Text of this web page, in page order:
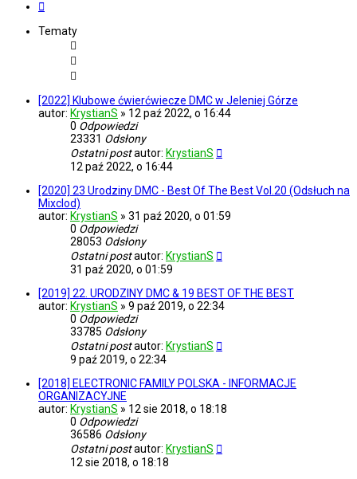
Tematy
[2022] Klubowe ćwierćwiecze DMC w Jeleniej Górze
autor: KrystianS » 12 paź 2022, o 16:44
0 Odpowiedzi
23331 Odsłony
Ostatni postautor: KrystianS
12 paź 2022, o 16:44
[2020] 23 Urodziny DMC - Best Of The Best Vol.20 (Odsłuch na
Mixclod)
autor: KrystianS » 31 paź 2020, o 01:59
0 Odpowiedzi
28053 Odsłony
Ostatni postautor: KrystianS
31 paź 2020, o 01:59
[2019] 22. URODZINY DMC & 19 BEST OF THE BEST
autor: KrystianS » 9 paź 2019, o 22:34
0 Odpowiedzi
33785 Odsłony
Ostatni postautor: KrystianS
9 paź 2019, o 22:34
[2018] ELECTRONIC FAMILY POLSKA - INFORMACJE
ORGANIZACYJNE
autor: KrystianS » 12 sie 2018, o 18:18
0 Odpowiedzi
36586 Odsłony
Ostatni postautor: KrystianS
12 sie 2018, o 18:18